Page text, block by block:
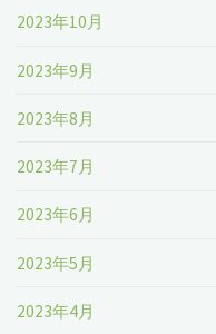
2023年10月
2023年9月
2023年8月
2023年7月
2023年6月
2023年5月
2023年4月